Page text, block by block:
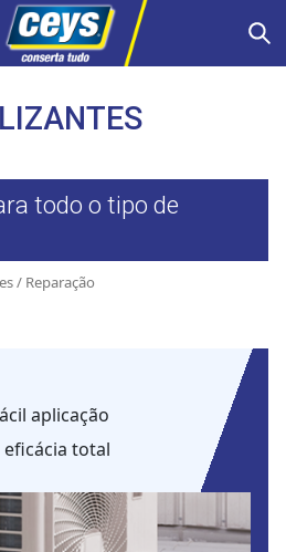
todo o tipo de
/ Reparação
aplicação
total